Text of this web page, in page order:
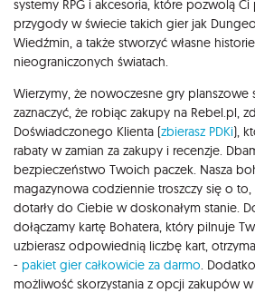
systemy RPG i akcesoria, które pozwolą
przygody w świecie takich gier jak
Wiedźmin, a także stworzyć własne
nieograniczonych światach.
Wierzymy, że nowoczesne gry planszowe
zaznaczyć, że robiąc zakupy na Rebel.pl,
Doświadczonego Klienta (zbierasz PDKi),
rabaty w zamian za zakupy i recenzje.
bezpieczeństwo Twoich paczek. Nasza
magazynowa codziennie troszczy się o
dotarły do Ciebie w doskonałym stanie.
dołączamy kartę Bohatera, który pilnuje
uzbierasz odpowiednią liczbę kart,
- pakiet gier całkowicie za darmo .
możliwość skorzystania z opcji zakupów w